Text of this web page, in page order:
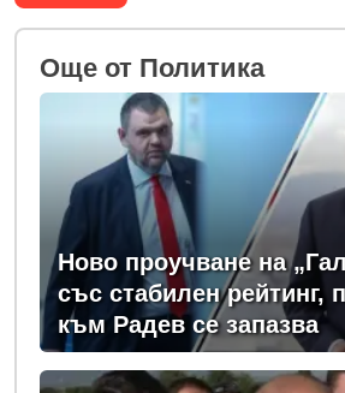
Oще от Политика
Ново проучване на
със стабилен рейтинг,
към Радев се запазва